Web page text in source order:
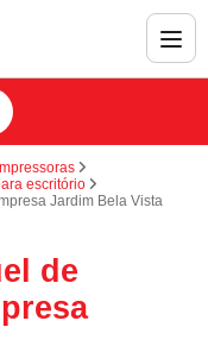
escritório
Jardim Bela Vista
de